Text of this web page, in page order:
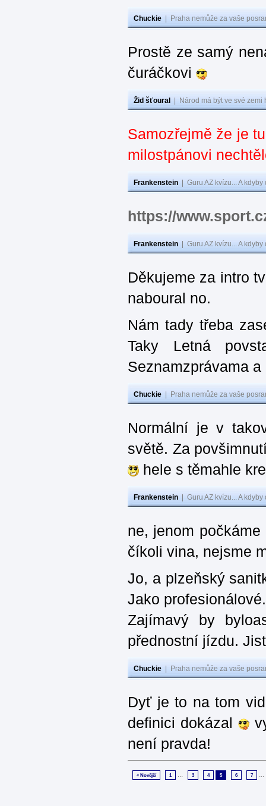
Chuckie Praha nemůže za vaše
Prostě ze samý
čuráčkovi
Žid šťoural Národ má být ve své
Samozřejmě že je
milostpánovi
Frankenstein Guru AZ kvízu... A
https://
Frankenstein Guru AZ kvízu... A
Děkujeme za intro
naboural no.
Nám tady třeba
Taky Letná
Seznamzprávama
Chuckie Praha nemůže za vaše
Normální je v
světě. Za
hele s těmahle
Frankenstein Guru AZ kvízu... A
ne, jenom
číkoli vina, nejsme
Jo, a plzeňský
Jako profesionálové.
Zajímavý by
přednostní jízdu.
Chuckie Praha nemůže za vaše
Dyť je to na tom
definici dokázal
není pravda!
« Novější 1 ... 3 4 5 6 7 ...